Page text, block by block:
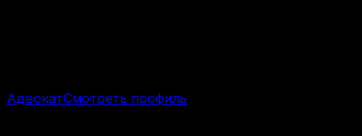
АдвокатСмотреть профиль